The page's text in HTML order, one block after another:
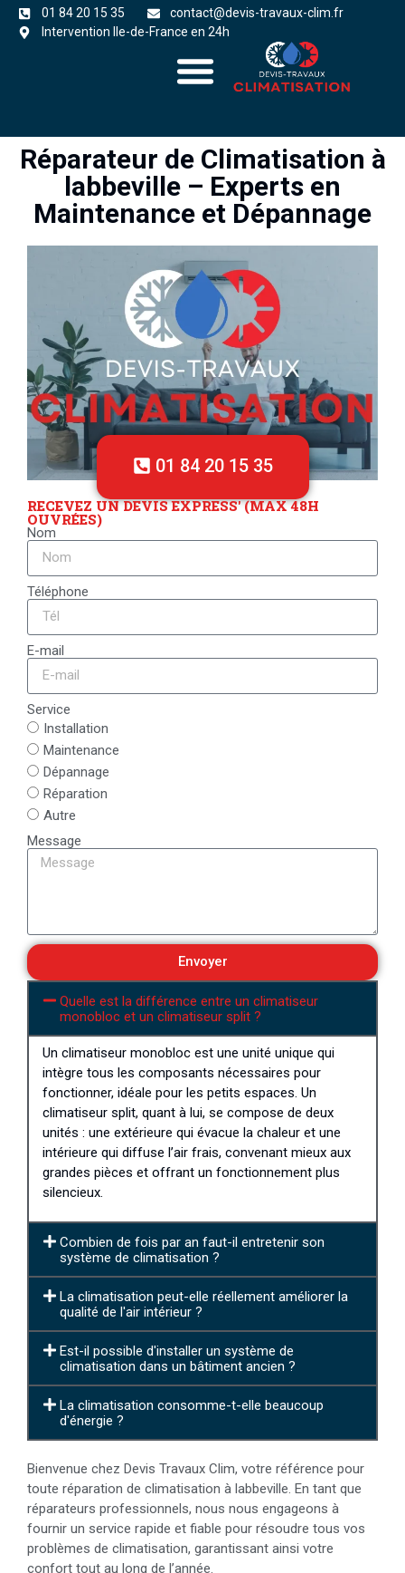
01 84 20 15 35
contact@devis-travaux-clim.fr
Intervention Ile-de-France en 24h
Réparateur de Climatisation à
labbeville – Experts en
Maintenance et Dépannage
01 84 20 15 35
RECEVEZ UN DEVIS EXPRESS' (MAX 48H
OUVRÉES)
Nom
Téléphone
E-mail
Service
Installation
Maintenance
Dépannage
Réparation
Autre
Message
Envoyer
Quelle est la différence entre un climatiseur
monobloc et un climatiseur split ?
Un climatiseur monobloc est une unité unique qui
intègre tous les composants nécessaires pour
fonctionner, idéale pour les petits espaces. Un
climatiseur split, quant à lui, se compose de deux
unités : une extérieure qui évacue la chaleur et une
intérieure qui diffuse l’air frais, convenant mieux aux
grandes pièces et offrant un fonctionnement plus
silencieux.
Combien de fois par an faut-il entretenir son
système de climatisation ?
La climatisation peut-elle réellement améliorer la
qualité de l'air intérieur ?
Est-il possible d'installer un système de
climatisation dans un bâtiment ancien ?
La climatisation consomme-t-elle beaucoup
d'énergie ?
Bienvenue chez Devis Travaux Clim, votre référence pour
toute réparation de climatisation à labbeville. En tant que
réparateurs professionnels, nous nous engageons à
fournir un service rapide et fiable pour résoudre tous vos
problèmes de climatisation, garantissant ainsi votre
confort tout au long de l’année.